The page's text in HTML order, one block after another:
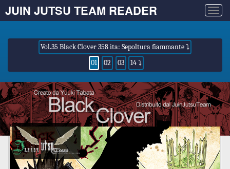
JUIN JUTSU TEAM READER
Vol.35 Black Clover 358 ita: Sepoltura fiammante ⤵
01
02 03 14 ⤵